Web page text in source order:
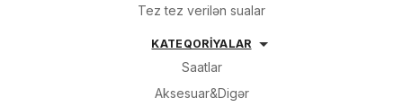
Tez tez verilən sualar
KATEQORİYALAR
Saatlar
Aksesuar&Digər